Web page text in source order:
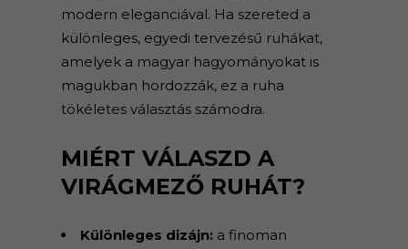
modern eleganciával. Ha szereted a
különleges, egyedi tervezésű ruhákat,
amelyek a magyar hagyományokat is
magukban hordozzák, ez a ruha
tökéletes választás számodra.
MIÉRT VÁLASZD A
VIRÁGMEZŐ RUHÁT?
Különleges dizájn:a finoman